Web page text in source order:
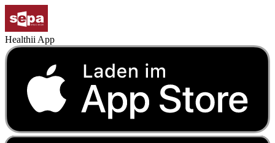
Healthii App